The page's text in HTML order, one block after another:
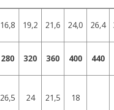
16,8 19,2 21,6 24,0 26,4
280 320 360 400 440
26,5 24 21,5 18